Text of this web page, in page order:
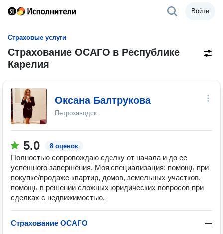
Войти
Страховые услуги
Страхование ОСАГО в Республике
Карелия
Оксана Балтрукова
Петрозаводск
5.0 8 оценок
Полностью сопровождаю сделку от начала и до ее
успешного завершения. Моя специализация: помощь при
покупке/продаже квартир, домов, земельных участков,
помощь в решении сложных юридических вопросов при
сделках с недвижимостью.
Страхование ОСАГО —